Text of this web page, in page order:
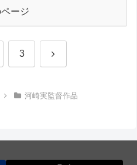
抜試験㊲」第242話「遠征選抜試
しばらく固定記事です】
ージ
3 次
河崎実監督作品